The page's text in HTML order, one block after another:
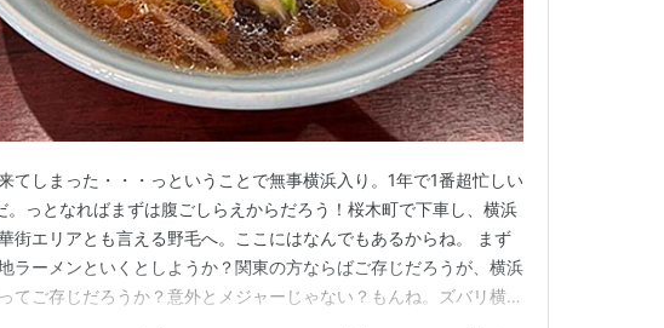
てしまった・・・っということで無事横浜入り。1年で1番超忙しい
。っとなればまずは腹ごしらえからだろう！桜木町で下車し、横浜
街エリアとも言える野毛へ。ここにはなんでもあるからね。 まず
ラーメンといくとしようか？関東の方ならばご存じだろうが、横浜
てご存じだろうか？意外とメジャーじゃない？もんね。ズバリ横浜